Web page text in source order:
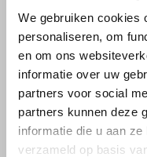
We gebruiken cookies
personaliseren, om
en om ons
informatie over uw
partners voor social
partners kunnen deze
informatie die u aan
verzameld op basis
FUNCTIEVEREISTEN
Daarnaast
jouw